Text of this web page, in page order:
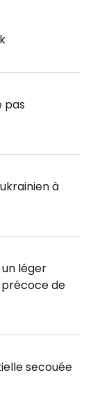
pas
à
léger
précoce de
secouée